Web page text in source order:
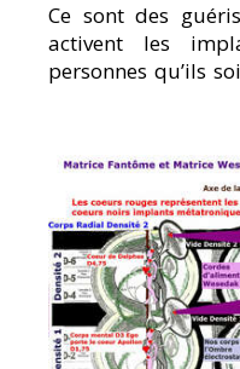
Ce sont des
activent les
personnes qu’ils